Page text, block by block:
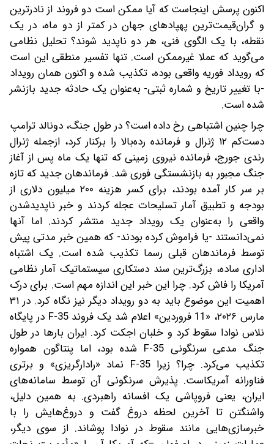
اکنون پرسش اینجاست که آیا ممکن است دو فروند از نادرترین
و گران‌قیمت‌ترین پهپادهای جهان در کمتر از دو ماه، در یک
نقطه، با یک الگوی فنی، هر دو ناپدید شوند؟ تحلیل نظامی
می‌گوید که عملا غیرممکن است. تنها تفسیر منطقی این است
که رویداد فوریه واقعی بوده، تکذیب شده‌ و اکنون همان رویداد
-با تغییر تاریخ و شماره ثبتی- به‌عنوان یک حادثه جدید بازنشر
شده است.
چرا چنین اشتباهی رخ داده است؟ در طول جنگ، دونالد ترامپ
دست‌کم ۱۲ ژنرال و فرمانده رده‌بالا را برکنار کرد، از‌جمله ژنرال
رندی جورج، فرمانده نیروی زمینی‌ که تنها یک ماه پس از آغاز
جنگ مجبور به بازنشستگی فوری شد. فرماندهان جدید که تازه
بر سر کار آمده بودند، برای کسر هزینه ۲۰۰ میلیون دلاری از
بودجه و تطبیق آمار تسلیحات‌ عجله کردند و خبر ناپدید‌شدن
واقعی را به‌عنوان یک رویداد جدید منتشر کردند. اما آنها
نمی‌دانستند -یا فراموش کرده بودند- ‌که همین خبر مدتی پیش
توسط فرماندهان قبلی رسما تکذیب شده است. یک اشتباه
اداری ساده، بزرگ‌ترین سند دستکاری سیستماتیک آمار نظامی
آمریکا را فاش کرد. چرا این خبر این اندازه مهم است. برای درک
اهمیت این موضوع‌ باید به دو رویداد دیگر نیز نگاه کرد. در ۳۱
مارس ۲۰۲۶، «11 فروردین» اعلام شد یک فروند F-35 در پایگاه
نلاس نوادا سقوط کرد و خلبان اجکت کرد. ایران بارها در طول
جنگ مدعی سرنگونی F-35 شده بود، اما پنتاگون همواره
تکذیب می‌کرد. چرا؟ زیرا F-35 نماد «رادارگریزی» و برتری
فناورانه آمریکاست. پذیرش سرنگونی آن توسط سامانه‌های
ایران، یعنی فروپاشی یک افسانه راهبردی. به همین دلیل،
واشنگتن تا آخرین لحظه دروغ گفت و دروغ‌هایش را با
خبرسازی‌هایی مانند سقوط در نوادا پوشاند. از سوی دیگر،